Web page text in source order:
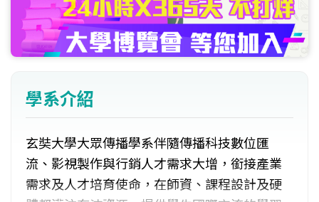
學系介紹
玄奘大學大眾傳播學系伴隨傳播科技數位匯
流、影視製作與行銷人才需求大增，銜接產業
需求及人才培育使命，在師資、課程設計及硬